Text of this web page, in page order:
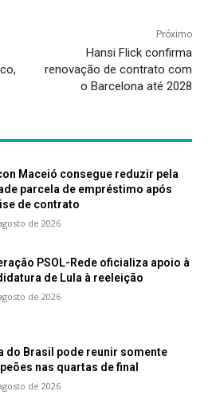
Próximo
Hansi Flick confirma
renovação de contrato com
o Barcelona até 2028
Maceió consegue reduzir pela
parcela de empréstimo após
de contrato
de 2026
PSOL-Rede oficializa apoio à
de Lula à reeleição
de 2026
do Brasil pode reunir somente
nas quartas de final
de 2026